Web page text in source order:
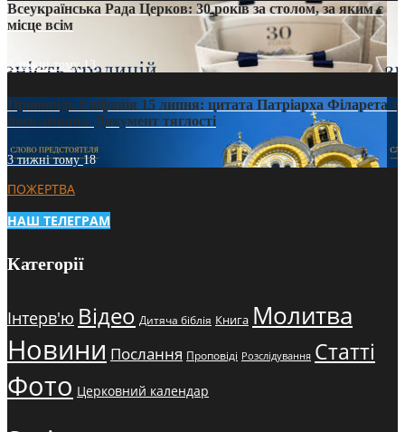
Всеукраїнська Рада Церков: 30 років за столом, за яким є
місце всім
3 тижні тому13
Проповідь Епіфанія 15 липня: цитата Патріарха Філарета з
його амвона. Документ тяглості
3 тижні тому18
ПОЖЕРТВА
НАШ ТЕЛЕГРАМ
Категорії
Інтерв'ю Відео Дитяча біблія Книга Молитва
Новини Послання Проповіді Розслідування Статті
Фото Церковний календар